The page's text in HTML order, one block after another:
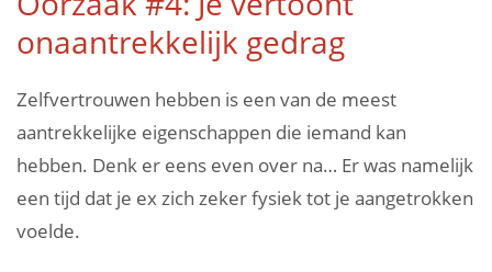
onaantrekkelijk gedrag
Zelfvertrouwen hebben is een van de meest
aantrekkelijke eigenschappen die iemand kan
hebben. Denk er eens even over na… Er was namelijk
een tijd dat je ex zich zeker fysiek tot je aangetrokken
voelde.